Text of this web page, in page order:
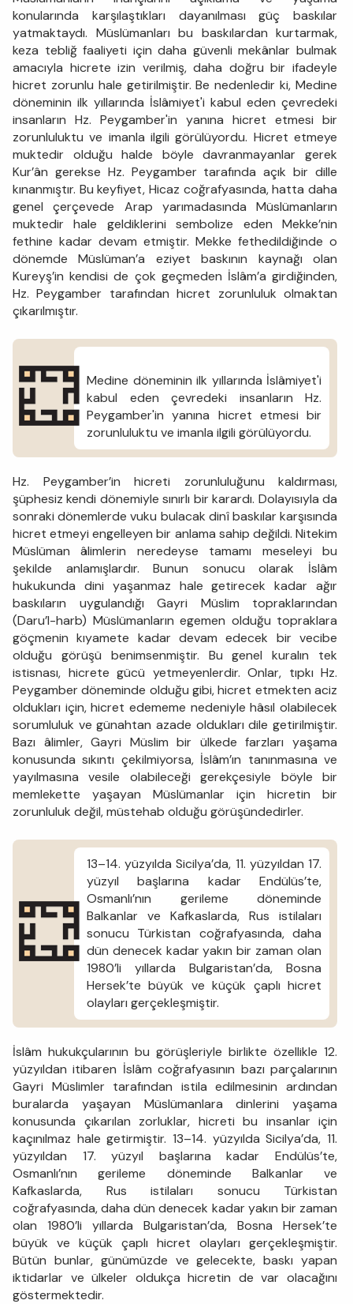
konularında karşılaştıkları dayanılması güç baskılar
yatmaktaydı. Müslümanları bu baskılardan kurtarmak,
keza tebliğ faaliyeti için daha güvenli mekânlar bulmak
amacıyla hicrete izin verilmiş, daha doğru bir ifadeyle
hicret zorunlu hale getirilmiştir. Be nedenledir ki, Medine
döneminin ilk yıllarında İslâmi­yet'i kabul eden çevredeki
insanların Hz. Peygamber'in yanına hicret etmesi bir
zorunluluktu ve imanla ilgili görülüyor­du. Hicret etmeye
muktedir olduğu halde böyle davranmayanlar gerek
Kur’ân gerekse Hz. Peygamber tarafında açık bir dille
kınanmıştır. Bu keyfiyet, Hicaz coğrafyasında, hatta daha
genel çerçevede Arap yarımadasında Müslümanların
muktedir hale geldiklerini sembolize eden Mekke’nin
fethine kadar devam etmiştir. Mekke fethedildiğinde o
dönemde Müslüman’a eziyet baskının kaynağı olan
Kureyş’in kendisi de çok geçmeden İslâm’a girdiğinden,
Hz. Peygamber tarafından hicret zorunluluk olmaktan
çıkarılmıştır.
Medine döneminin ilk yıllarında İslâmi­yet'i
kabul eden çevredeki insanların Hz.
Peygamber'in yanına hicret etmesi bir
zorunluluktu ve imanla ilgili görülüyor­du.
Hz. Peygamber’in hicreti zorunluluğunu kaldırması,
şüphesiz kendi dönemiyle sınırlı bir karardı. Dolayısıyla da
sonraki dönemlerde vuku bulacak dinî baskılar karşısında
hicret etmeyi engelleyen bir anlama sahip değildi. Nitekim
Müslüman âlimlerin neredeyse tamamı meseleyi bu
şekilde anlamışlardır. Bunun sonucu olarak İslâm
hukukunda dini yaşanmaz hale getirecek kadar ağır
baskıların uygulandığı Gayri Müslim topraklarından
(Daru’l-harb) Müslümanların egemen olduğu topraklara
göçmenin kıyamete kadar devam edecek bir vecibe
olduğu görüşü benimsenmiştir. Bu genel kuralın tek
istisnası, hicrete gücü yetmeyenlerdir. Onlar, tıpkı Hz.
Peygamber döneminde olduğu gibi, hicret etmekten aciz
oldukları için, hicret edememe nedeniyle hâsıl olabilecek
sorumluluk ve günahtan azade oldukları dile getirilmiştir.
Bazı âlimler, Gayri Müslim bir ülkede farzları yaşama
konusunda sıkıntı çekilmiyorsa, İslâm’ın tanınmasına ve
yayılmasına vesile olabileceği gerekçesiyle böyle bir
memlekette yaşayan Müslümanlar için hicretin bir
zorunluluk değil, müstehab olduğu görüşündedirler.
13–14. yüzyılda Sicilya’da, 11. yüzyıldan 17.
yüzyıl başlarına kadar Endülüs’te,
Osmanlı’nın gerileme döneminde
Balkanlar ve Kafkaslarda, Rus istilaları
sonucu Türkistan coğrafyasında, daha
dün denecek kadar yakın bir zaman olan
1980’li yıllarda Bulgaristan’da, Bosna
Hersek’te büyük ve küçük çaplı hicret
olayları gerçekleşmiştir.
İslâm hukukçularının bu görüşleriyle birlikte özellikle 12.
yüzyıldan itibaren İslâm coğrafyasının bazı parçalarının
Gayri Müslimler tarafından istila edilmesinin ardından
buralarda yaşayan Müslümanlara dinlerini yaşama
konusunda çıkarılan zorluklar, hicreti bu insanlar için
kaçınılmaz hale getirmiştir. 13–14. yüzyılda Sicilya’da, 11.
yüzyıldan 17. yüzyıl başlarına kadar Endülüs’te,
Osmanlı’nın gerileme döneminde Balkanlar ve
Kafkaslarda, Rus istilaları sonucu Türkistan
coğrafyasında, daha dün denecek kadar yakın bir zaman
olan 1980’li yıllarda Bulgaristan’da, Bosna Hersek’te
büyük ve küçük çaplı hicret olayları gerçekleşmiştir.
Bütün bunlar, günümüzde ve gelecekte, baskı yapan
iktidarlar ve ülkeler oldukça hicretin de var olacağını
göstermektedir.